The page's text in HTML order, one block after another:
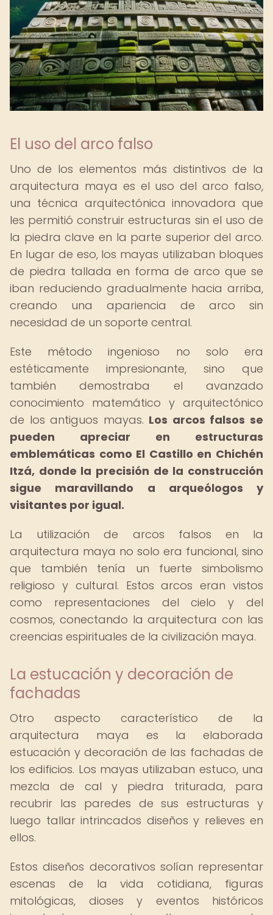
El uso del arco falso
Uno de los elementos más distintivos de la
arquitectura maya es el uso del arco falso,
una técnica arquitectónica innovadora que
les permitió construir estructuras sin el uso de
la piedra clave en la parte superior del arco.
En lugar de eso, los mayas utilizaban bloques
de piedra tallada en forma de arco que se
iban reduciendo gradualmente hacia arriba,
creando una apariencia de arco sin
necesidad de un soporte central.
Este método ingenioso no solo era
estéticamente impresionante, sino que
también demostraba el avanzado
conocimiento matemático y arquitectónico
de los antiguos mayas. Los arcos falsos se
pueden apreciar en estructuras
emblemáticas como El Castillo en Chichén
Itzá, donde la precisión de la construcción
sigue maravillando a arqueólogos y
visitantes por igual.
La utilización de arcos falsos en la
arquitectura maya no solo era funcional, sino
que también tenía un fuerte simbolismo
religioso y cultural. Estos arcos eran vistos
como representaciones del cielo y del
cosmos, conectando la arquitectura con las
creencias espirituales de la civilización maya.
La estucación y decoración de
fachadas
Otro aspecto característico de la
arquitectura maya es la elaborada
estucación y decoración de las fachadas de
los edificios. Los mayas utilizaban estuco, una
mezcla de cal y piedra triturada, para
recubrir las paredes de sus estructuras y
luego tallar intrincados diseños y relieves en
ellos.
Estos diseños decorativos solían representar
escenas de la vida cotidiana, figuras
mitológicas, dioses y eventos históricos